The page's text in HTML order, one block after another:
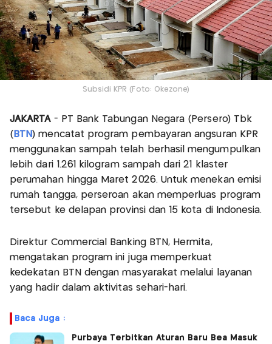
Subsidi KPR (Foto: Okezone)
JAKARTA- PT Bank Tabungan Negara (Persero) Tbk
( BTN ) mencatat program pembayaran angsuran KPR
menggunakan sampah telah berhasil mengumpulkan
lebih dari 1.261 kilogram sampah dari 21 klaster
perumahan hingga Maret 2026. Untuk menekan emisi
rumah tangga, perseroan akan memperluas program
tersebut ke delapan provinsi dan 15 kota di Indonesia.
Direktur Commercial Banking BTN, Hermita,
mengatakan program ini juga memperkuat
kedekatan BTN dengan masyarakat melalui layanan
yang hadir dalam aktivitas sehari-hari.
Baca Juga :
Purbaya Terbitkan Aturan Baru Bea Masuk